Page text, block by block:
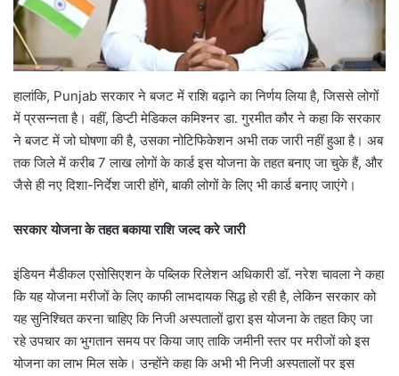
हालांकि, Punjab सरकार ने बजट में राशि बढ़ाने का निर्णय लिया है, जिससे लोगों
में प्रसन्नता है। वहीं, डिप्टी मेडिकल कमिश्नर डा. गुरमीत कौर ने कहा कि सरकार
ने बजट में जो घोषणा की है, उसका नोटिफिकेशन अभी तक जारी नहीं हुआ है। अब
तक जिले में करीब 7 लाख लोगों के कार्ड इस योजना के तहत बनाए जा चुके हैं, और
जैसे ही नए दिशा-निर्देश जारी होंगे, बाकी लोगों के लिए भी कार्ड बनाए जाएंगे।
सरकार योजना के तहत बकाया राशि जल्द करे जारी
इंडियन मैडीकल एसोसिएशन के पब्लिक रिलेशन अधिकारी डॉ. नरेश चावला ने कहा
कि यह योजना मरीजों के लिए काफी लाभदायक सिद्ध हो रही है, लेकिन सरकार को
यह सुनिश्चित करना चाहिए कि निजी अस्पतालों द्वारा इस योजना के तहत किए जा
रहे उपचार का भुगतान समय पर किया जाए ताकि जमीनी स्तर पर मरीजों को इस
योजना का लाभ मिल सके। उन्होंने कहा कि अभी भी निजी अस्पतालों पर इस